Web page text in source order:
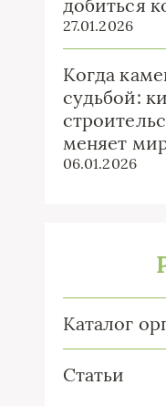
добиться
27.01.2026
Когда
судьбой:
меняет
06.01.2026
Каталог
Статьи